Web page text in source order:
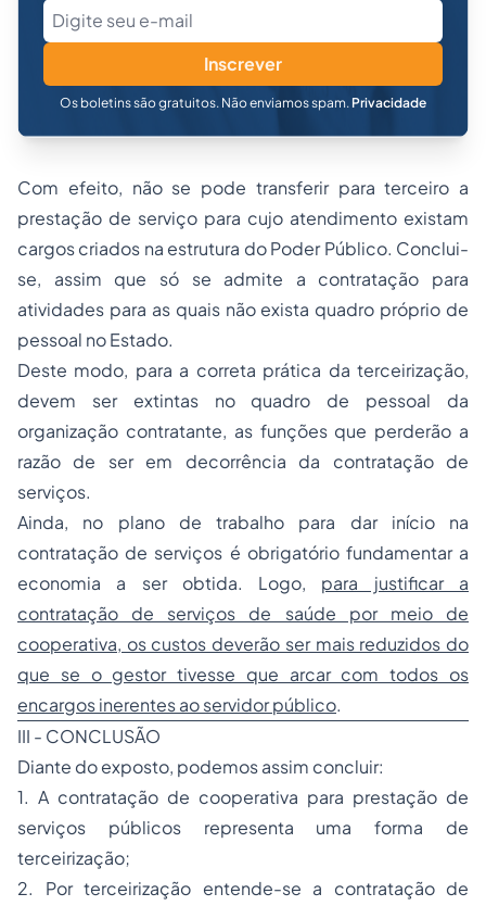
Inscrever
Os boletins são gratuitos. Não enviamos spam. Privacidade
Com efeito, não se pode transferir para terceiro a
prestação de serviço para cujo atendimento existam
cargos criados na estrutura do Poder Público. Conclui-
se, assim que só se admite a contratação para
atividades para as quais não exista quadro próprio de
pessoal no Estado.
Deste modo, para a correta prática da terceirização,
devem ser extintas no quadro de pessoal da
organização contratante, as funções que perderão a
razão de ser em decorrência da contratação de
serviços.
Ainda, no plano de trabalho para dar início na
contratação de serviços é obrigatório fundamentar a
economia a ser obtida. Logo, para justificar a
contratação de serviços de saúde por meio de
cooperativa, os custos deverão ser mais reduzidos do
que se o gestor tivesse que arcar com todos os
encargos inerentes ao servidor público.
III - CONCLUSÃO
Diante do exposto, podemos assim concluir:
1. A contratação de cooperativa para prestação de
serviços públicos representa uma forma de
terceirização;
2. Por terceirização entende-se a contratação de